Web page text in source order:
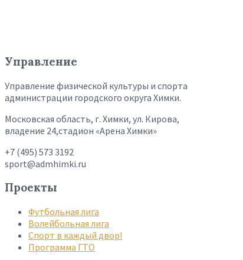
Управление
Управление физической культуры и спорта
администрации городского округа Химки.
Московская область, г. Химки, ул. Кирова,
владение 24,стадион «Арена Химки»
+7 (495) 573 3192
sport@admhimki.ru
Проекты
Футбольная лига
Волейбольная лига
Спорт в каждый двор!
Программа ГТО